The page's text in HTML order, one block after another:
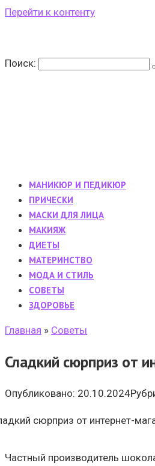
Перейти к контенту
Поиск:
МАНИКЮР И ПЕДИКЮР
ПРИЧЕСКИ
МАСКИ ДЛЯ ЛИЦА
МАКИЯЖ
ДИЕТЫ
МАТЕРИНСТВО
МОДА И СТИЛЬ
CОВЕТЫ
ЗДОРОВЬЕ
Главная » Cоветы
Сладкий сюрприз от
Опубликовано: 20.10.2024
Частный производитель